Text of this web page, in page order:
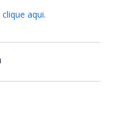
clique aqui.